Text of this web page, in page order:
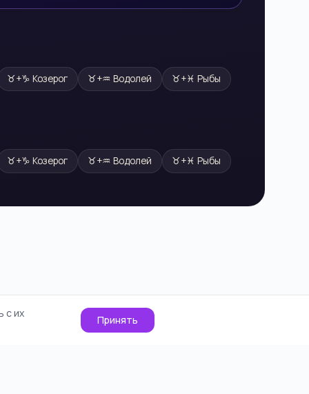
♉+♑ Козерог ♉+♒ Водолей ♉+♓ Рыбы
♉+♑ Козерог ♉+♒ Водолей ♉+♓ Рыбы
с их
Принять